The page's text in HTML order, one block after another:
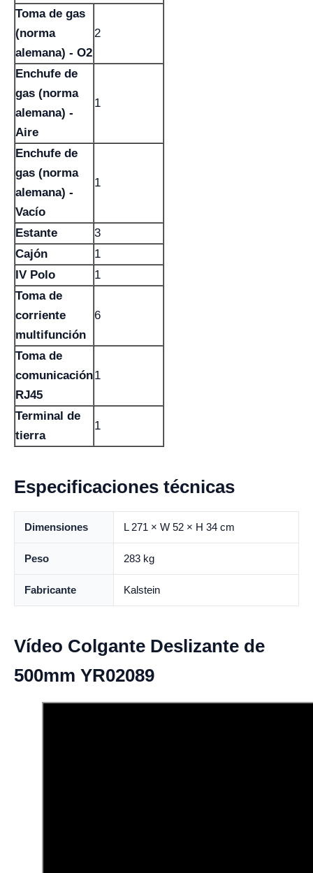
Toma de gas
(norma
alemana) - O2
2
Enchufe de
gas (norma
alemana) -
Aire
1
Enchufe de
gas (norma
alemana) -
Vacío
1
Estante
3
Cajón
1
IV Polo
1
Toma de
corriente
multifunción
6
Toma de
comunicación
RJ45
1
Terminal de
tierra
1
Especificaciones técnicas
Dimensiones L 271 × W 52 × H 34 cm
Peso 283 kg
Fabricante Kalstein
Vídeo Colgante Deslizante de
500mm YR02089